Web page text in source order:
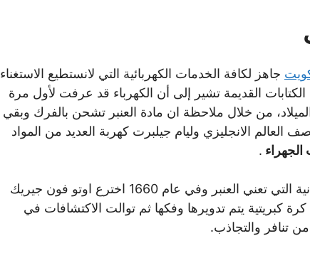
جاهز لكافة الخدمات الكهربائية التي لانستطيع الاستغناء
القديمة تشير إلى أن الكهرباء قد عرفت لأول مرة
من خلال ملاحظة ان مادة العنبر تشحن بالفرك وبقي
الانجليزي وليام جيلبرت كهربة العديد من المواد
.
كما صيغ مصطلح الكهرباء من الكلمة اليونانية التي تعني العنبر وفي عام 1660 اخترع اوتو فون جيريك
كرة كبريتية يتم تدويرها وفكها ثم توالت الاكتشافات في
من تنافر والتجاذب.